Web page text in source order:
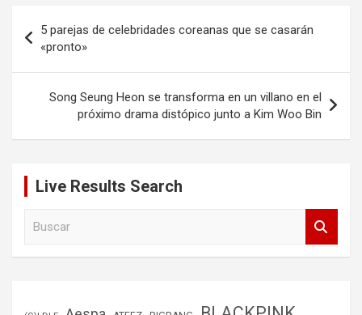
de
entradas
5 parejas de celebridades coreanas que se casarán
«pronto»
Song Seung Heon se transforma en un villano en el
próximo drama distópico junto a Kim Woo Bin
Live Results Search